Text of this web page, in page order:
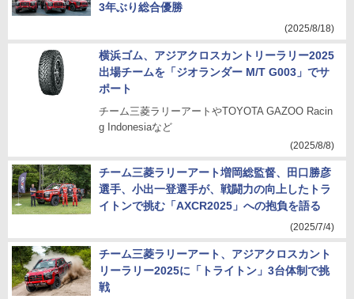
3年ぶり総合優勝
(2025/8/18)
横浜ゴム、アジアクロスカントリーラリー2025
出場チームを「ジオランダー M/T G003」でサ
ポート
チーム三菱ラリーアートやTOYOTA GAZOO Racin
g Indonesiaなど
(2025/8/8)
チーム三菱ラリーアート増岡総監督、田口勝彦
選手、小出一登選手が、戦闘力の向上したトラ
イトンで挑む「AXCR2025」への抱負を語る
(2025/7/4)
チーム三菱ラリーアート、アジアクロスカント
リーラリー2025に「トライトン」3台体制で挑
戦